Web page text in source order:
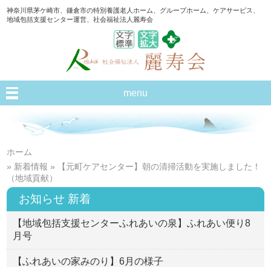
神奈川県茅ケ崎市、鎌倉市の特別養護老人ホーム、グループホーム、ケアサービス、
地域包括支援センター運営、社会福祉法人麗寿会
menu
ホーム
» 新着情報 » 【元町ケアセンター】朝の清掃活動を実施しました！
（地域貢献）
お知らせ 新着
【地域包括支援センターふれあいの泉】ふれあい便り8
月号
【ふれあいの家みのり】6月の様子